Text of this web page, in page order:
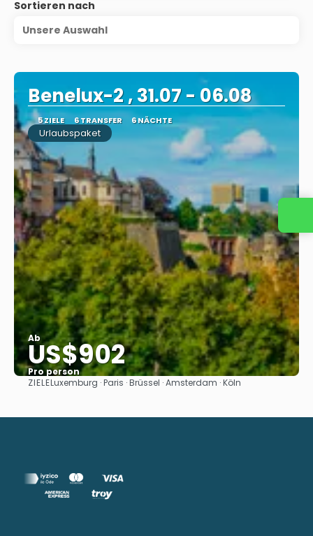
Sortieren nach
Unsere Auswahl
Benelux-2 , 31.07 - 06.08
5 ZIELE 6 TRANSFER 6 NÄCHTE
Urlaubspaket
Ab
US$902
Pro person
Sehen
ZIELELuxemburg · Paris · Brüssel · Amsterdam · Köln